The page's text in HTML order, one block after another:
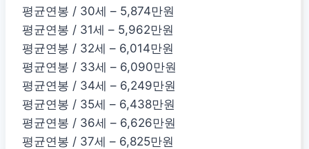
평균연봉 / 30세 – 5,874만원
평균연봉 / 31세 – 5,962만원
평균연봉 / 32세 – 6,014만원
평균연봉 / 33세 – 6,090만원
평균연봉 / 34세 – 6,249만원
평균연봉 / 35세 – 6,438만원
평균연봉 / 36세 – 6,626만원
평균연봉 / 37세 – 6,825만원